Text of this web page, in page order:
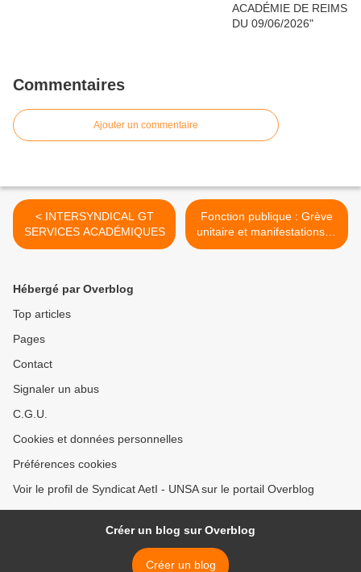
Commentaires
Ajouter un commentaire
< INTERSYNDICAL GT
SERVICES ACADÉMIQUES
Fonction publique : Grève
unitaire et manifestations le
9 mai prochain >
Hébergé par Overblog
Top articles
Pages
Contact
Signaler un abus
C.G.U.
Cookies et données personnelles
Préférences cookies
Voir le profil de Syndicat AetI - UNSA sur le portail Overblog
Créer un blog sur Overblog
Créer un blog